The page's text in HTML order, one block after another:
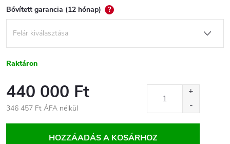
Bővített garancia (12 hónap) ?
Raktáron
440 000 Ft
346 457 Ft ÁFA nélkül
HOZZÁADÁS A KOSÁRHOZ